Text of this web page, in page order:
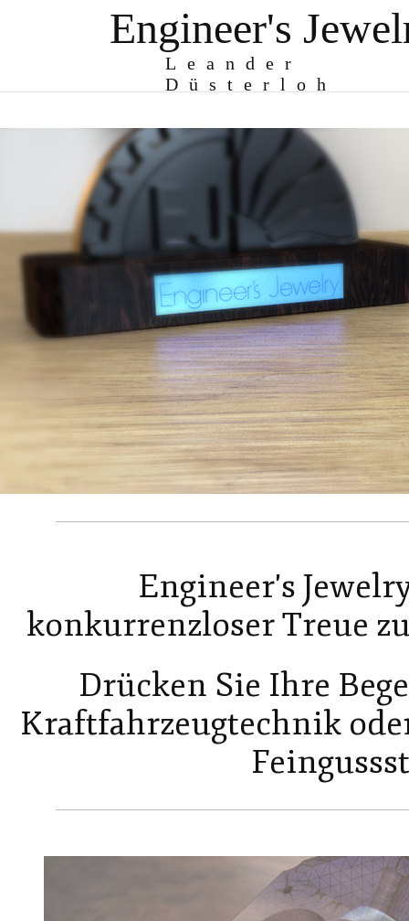
Engineer's
Leander
Düsterloh
Engineer's
konkurrenzloser Treue
Drücken Sie Ihre
Kraftfahrzeugtechnik